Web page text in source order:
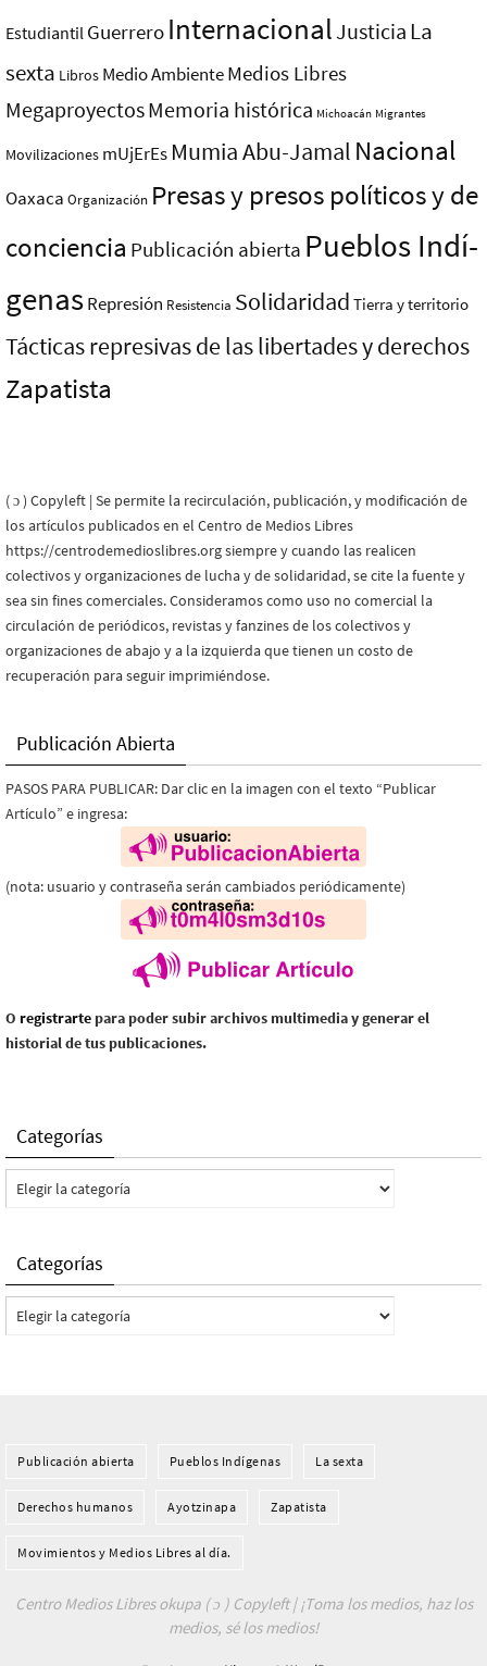
Estudiantil Guerrero InternacionalJusticia La
sexta Libros Medio AmbienteMedios Libres
MegaproyectosMemoria histórica Michoacán Migrantes
Movilizaciones mUjErEs Mumia Abu-Jamal Nacional
Oaxaca Organización Presas y presos polí­ticos y de
conciencia Publicación abierta Pueblos Indí­
genasRepresión Resistencia Solidaridad Tierra y territorio
Tácticas represivas de las libertades y derechos
Zapatista
( ɔ ) Copyleft | Se permite la recirculación, publicación, y modificación de
los artículos publicados en el Centro de Medios Libres
https://centrodemedioslibres.org siempre y cuando las realicen
colectivos y organizaciones de lucha y de solidaridad, se cite la fuente y
sea sin fines comerciales. Consideramos como uso no comercial la
circulación de periódicos, revistas y fanzines de los colectivos y
organizaciones de abajo y a la izquierda que tienen un costo de
recuperación para seguir imprimiéndose.
Publicación Abierta
PASOS PARA PUBLICAR: Dar clic en la imagen con el texto “Publicar
Artículo” e ingresa:
(nota: usuario y contraseña serán cambiados periódicamente)
O registrarte para poder subir archivos multimedia y generar el
historial de tus publicaciones.
Categorías
Categorías
Categorías
Categorías
Publicación abierta Pueblos Indí­genas La sexta
Derechos humanos Ayotzinapa Zapatista
Movimientos y Medios Libres al día.
Centro Medios Libres okupa ( ɔ ) Copyleft | ¡Toma los medios, haz los
medios, sé los medios!